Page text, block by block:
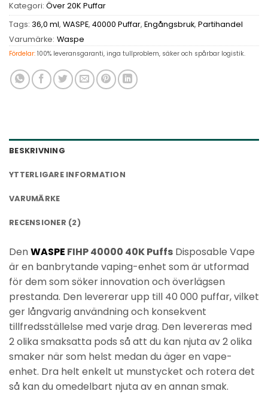
Kategori: Över 20K Puffar
Tags: 36,0 ml, WASPE, 40000 Puffar, Engångsbruk, Partihandel
Varumärke: Waspe
Fördelar: 100% leveransgaranti, inga tullproblem, säker och spårbar logistik.
BESKRIVNING
YTTERLIGARE INFORMATION
VARUMÄRKE
RECENSIONER (2)
DenWASPE FIHP 40000 40K Puffs Disposable Vape
är en banbrytande vaping-enhet som är utformad
för dem som söker innovation och överlägsen
prestanda. Den levererar upp till 40 000 puffar, vilket
ger långvarig användning och konsekvent
tillfredsställelse med varje drag. Den levereras med
2 olika smaksatta pods så att du kan njuta av 2 olika
smaker när som helst medan du äger en vape-
enhet. Dra helt enkelt ut munstycket och rotera det
så kan du omedelbart njuta av en annan smak.